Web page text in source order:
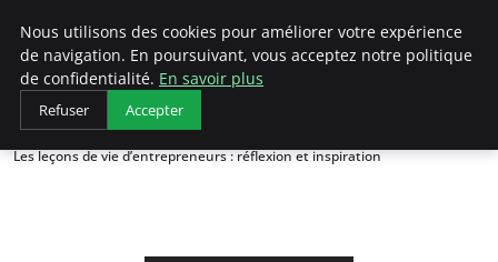
LECFCM
Accueil
Témoignages d'entrepreneurs
Les leçons de vie d’entrepreneurs : réflexion et inspiration
Nous utilisons des cookies pour améliorer votre expérience
de navigation. En poursuivant, vous acceptez notre politique
de confidentialité. En savoir plus
Refuser Accepter